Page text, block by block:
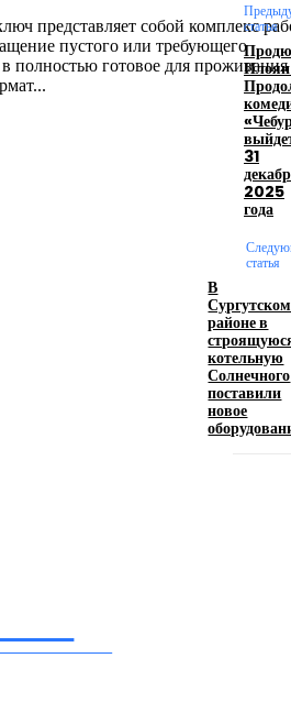
представляет собой комплекс
пустого или требующего
полностью готовое для проживания
инструмент бренда
номер бурлеска
статья
31
2025
года
статья
В
Сургутском
районе в
котельную
Солнечного
поставили
новое